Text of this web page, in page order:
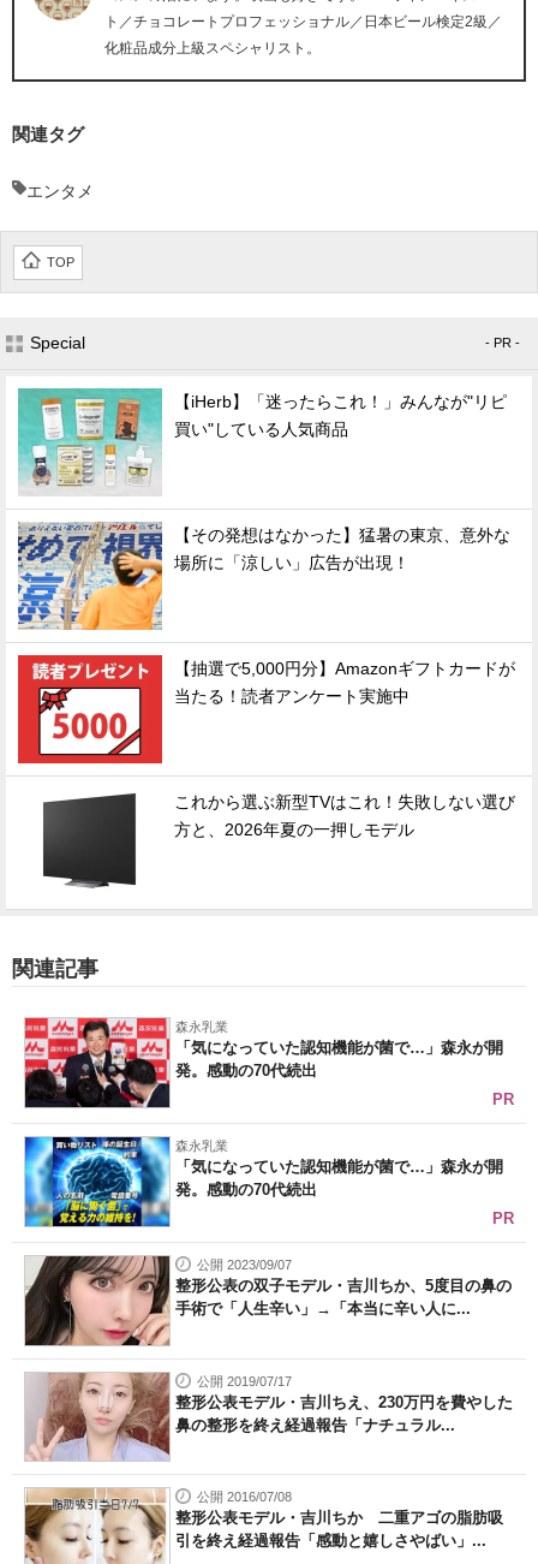
ト／チョコレートプロフェッショナル／日本ビール検定2級／
化粧品成分上級スペシャリスト。
関連タグ
エンタメ
TOP
Special - PR -
【iHerb】「迷ったらこれ！」みんなが"リピ
買い"している人気商品
【その発想はなかった】猛暑の東京、意外な
場所に「涼しい」広告が出現！
【抽選で5,000円分】Amazonギフトカードが
当たる！読者アンケート実施中
これから選ぶ新型TVはこれ！失敗しない選び
方と、2026年夏の一押しモデル
関連記事
森永乳業
「気になっていた認知機能が菌で…」森永が開
発。感動の70代続出
PR
森永乳業
「気になっていた認知機能が菌で…」森永が開
発。感動の70代続出
PR
公開 2023/09/07
整形公表の双子モデル・吉川ちか、5度目の鼻の
手術で「人生辛い」→「本当に辛い人に...
公開 2019/07/17
整形公表モデル・吉川ちえ、230万円を費やした
鼻の整形を終え経過報告「ナチュラル...
公開 2016/07/08
整形公表モデル・吉川ちか 二重アゴの脂肪吸
引を終え経過報告「感動と嬉しさやばい」...